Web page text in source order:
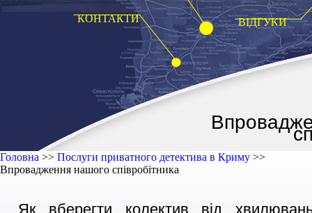
КОНТАКТИ ВІДГУКИ
Головна >> Послуги приватного детектива в Криму >>
Впровадження нашого співробітника
Як вберегти колектив від